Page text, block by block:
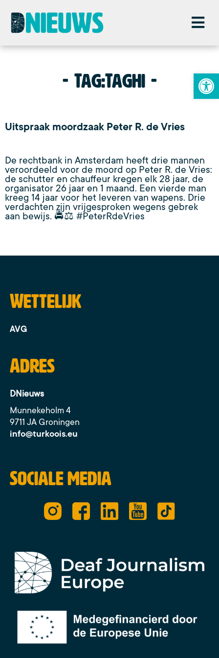
Tag:Taghi
Uitspraak moordzaak Peter R. de Vries
De rechtbank in Amsterdam heeft drie mannen
veroordeeld voor de moord op Peter R. de Vries:
de schutter en chauffeur kregen elk 28 jaar, de
organisator 26 jaar en 1 maand. Een vierde man
kreeg 14 jaar voor het leveren van wapens. Drie
verdachten zijn vrijgesproken wegens gebrek
aan bewijs. 🚔⚖️ #PeterRdeVries
Wettelijk
AVG
Adres
DNieuws
Munnekeholm 4
9711 JA Groningen
info@turkoois.eu
Sociale media